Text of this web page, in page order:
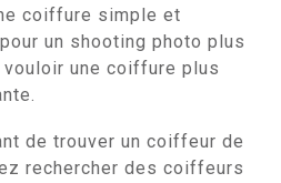
coiffure simple et
un shooting photo plus
une coiffure plus
de trouver un coiffeur de
rechercher des coiffeurs